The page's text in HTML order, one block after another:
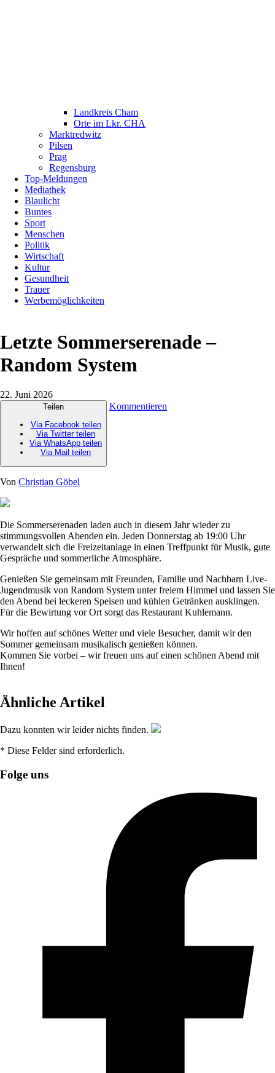
Landkreis Cham
Orte im Lkr. CHA
Marktredwitz
Pilsen
Prag
Regensburg
Top-Meldungen
Mediathek
Blaulicht
Buntes
Sport
Menschen
Politik
Wirtschaft
Kultur
Gesundheit
Trauer
Werbemöglichkeiten
Letzte Sommerserenade –
Random System
22. Juni 2026
Teilen
Via Facebook teilen
Via Twitter teilen
Via WhatsApp teilen
Via Mail teilen
Kommentieren
Von Christian Göbel
Die Sommerserenaden laden auch in diesem Jahr wieder zu
stimmungsvollen Abenden ein. Jeden Donnerstag ab 19:00 Uhr
verwandelt sich die Freizeitanlage in einen Treffpunkt für Musik, gute
Gespräche und sommerliche Atmosphäre.
Genießen Sie gemeinsam mit Freunden, Familie und Nachbarn Live-
Jugendmusik von Random System unter freiem Himmel und lassen Sie
den Abend bei leckeren Speisen und kühlen Getränken ausklingen.
Für die Bewirtung vor Ort sorgt das Restaurant Kuhlemann.
Wir hoffen auf schönes Wetter und viele Besucher, damit wir den
Sommer gemeinsam musikalisch genießen können.
Kommen Sie vorbei – wir freuen uns auf einen schönen Abend mit
Ihnen!
Ähnliche Artikel
Dazu konnten wir leider nichts finden.
* Diese Felder sind erforderlich.
Folge uns